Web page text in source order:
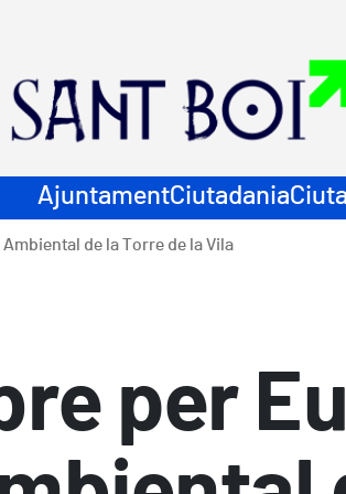
principal
AjuntamentCiutadania
de la Torre de la Vila
per